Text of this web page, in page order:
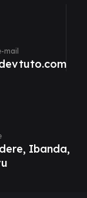
mail
Ibanda,